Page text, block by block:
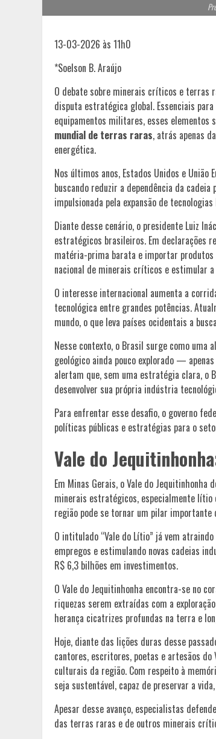
13-03-2026 às 11h0
*Soelson B. Araújo
O debate sobre minerais críticos e terras
disputa estratégica global. Essenciais
equipamentos militares, esses elementos
mundial de terras raras, atrás apenas
energética.
Nos últimos anos, Estados Unidos e
buscando reduzir a dependência da
impulsionada pela expansão de
Diante desse cenário, o presidente Luiz
estratégicos brasileiros. Em declarações
matéria-prima barata e importar
nacional de minerais críticos e estimular
O interesse internacional aumenta a
tecnológica entre grandes potências.
mundo, o que leva países ocidentais a
Nesse contexto, o Brasil surge como uma
geológico ainda pouco explorado —
alertam que, sem uma estratégia clara,
desenvolver sua própria indústria
Para enfrentar esse desafio, o governo
políticas públicas e estratégias para o
Vale do
Em Minas Gerais, o Vale do
minerais estratégicos, especialmente lítio
região pode se tornar um pilar importante
O intitulado “Vale do Lítio” já vem
empregos e estimulando novas cadeias
R$ 6,3 bilhões em investimentos.
O Vale do Jequitinhonha encontra-se no
riquezas serem extraídas com a
herança cicatrizes profundas na terra e
Hoje, diante das lições duras desse
cantores, escritores, poetas e artesãos do
culturais da região. Com respeito à
seja sustentável, capaz de preservar a
Apesar desse avanço, especialistas
das terras raras e de outros minerais